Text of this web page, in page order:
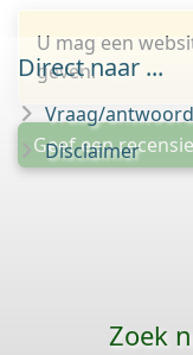
U mag een
geven.
Geef een recensie
Direct naar ...
Vraag/antwoord
Disclaimer
Zoek